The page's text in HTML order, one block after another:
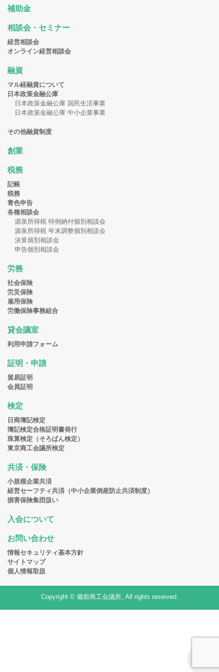
補助金
相談会・セミナー
経営相談会
オンライン経営相談会
融資
マル経融資について
日本政策金融公庫
日本政策金融公庫 国民生活事業
日本政策金融公庫 中小企業事業
その他融資制度
創業
税務
記帳
税務
青色申告
各種相談会
源泉所得税 特例納付個別相談会
源泉所得税 年末調整個別相談会
決算個別相談会
申告個別相談会
労務
社会保険
労災保険
雇用保険
労働保険事務組合
貸会議室
利用申請フォーム
証明・申請
貿易証明
会員証明
検定
日商簿記検定
簿記検定合格証明書発行
珠算検定（そろばん検定）
東京商工会議所検定
共済・保険
小規模企業共済
経営セーフティ共済（中小企業倒産防止共済制度）
損害保険集団扱い
入会について
お問い合わせ
情報セキュリティ基本方針
サイトマップ
個人情報取扱
Copyright © 備前商工会議所, All rights reserved.